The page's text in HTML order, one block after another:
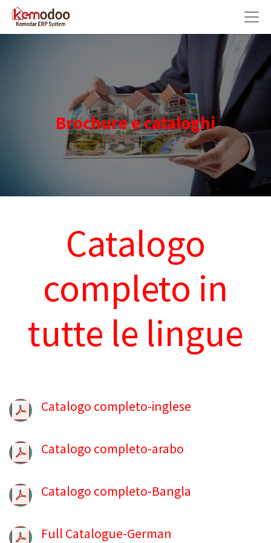
Brochure e cataloghi
Catalogo
completo in
tutte le lingue
Catalogo completo-inglese
Catalogo completo-arabo
Catalogo completo-Bangla
Full Catalogue-German